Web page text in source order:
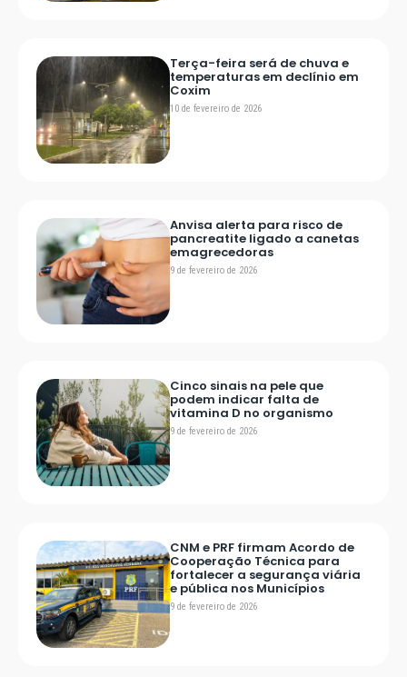
Terça-feira será de chuva e
temperaturas em declínio em
Coxim
10 de fevereiro de 2026
Anvisa alerta para risco de
pancreatite ligado a canetas
emagrecedoras
9 de fevereiro de 2026
Cinco sinais na pele que
podem indicar falta de
vitamina D no organismo
9 de fevereiro de 2026
CNM e PRF firmam Acordo de
Cooperação Técnica para
fortalecer a segurança viária
e pública nos Municípios
9 de fevereiro de 2026